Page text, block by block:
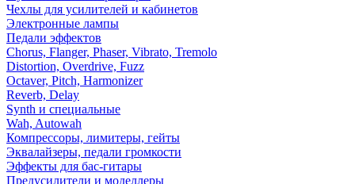
Чехлы для усилителей и кабинетов
Электронные лампы
Педали эффектов
Chorus, Flanger, Phaser, Vibrato, Tremolo
Distortion, Overdrive, Fuzz
Octaver, Pitch, Harmonizer
Reverb, Delay
Synth и специальные
Wah, Autowah
Компрессоры, лимитеры, гейты
Эквалайзеры, педали громкости
Эффекты для бас-гитары
Предусилители и моделлеры